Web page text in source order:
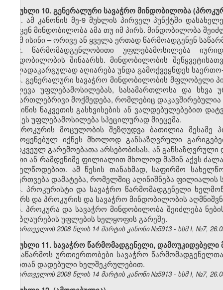
მუხლი 10. გენერალური სავაჭრო მინდობილობა
1. ამ კანონის მე-9 მუხლის პირველ პუნქტში
მისცენ მინდობილობა ამა თუ იმ პირს. მინდობილობა
რომ ისინი – ორივე ან ყველა ერთად წარმოადგენენ
2. წარმომადგენლობითი უფლებამოსილება
მინდობილობის შინაარსს. მინდობილობის
ძალადაკარგულად აღიარება უნდა გამოქვეყნდეს
3. გენერალური სავაჭრო მინდობილობის მფლობელი
იძლევა უფლებამოსილებას, სასამართლოსა და სხვა
სამართლებრივი მოქმედება, რომლებიც
მიწის ნაკვეთის გასხვისების ან ვალდებულებებით
მას ეს უფლებამოსილება სპეცილურად მიეცემა.
პროკურის მოცულობის შეზღუდვა ბათილია მესამე
გამოყენებულ იქნეს მხოლოდ განსაზღვრული
გარკვეულ გარემოებათა არსებობისას, ან
ერთი ან რამდენიმე ფილიალით მხოლოდ მაშინ აქვს
სახელწოდებით. ამ წესის თანახმად, საფირმო
დაერთვება დამატება, რომელშიც აღინიშნება
4. პროკურისტი და სავაჭრო წარმომადგენელი
გვარს და პროკურის და სავაჭრო მინდობილობის
5. პროკურა და სავაჭრო მინდობილობა შეიძლება
ანაზღაურების უფლების ხელყოფის გარეშე.
საქართველოს 2008 წლის 14 მარტის კანონი №5913 - სსმ I, №7,
მუხლი 11. სავაჭრო წარმომადგენელი, დამოუკიდებელი
საწარმოს ურთიერთობები სავაჭრო
მათთან დადებული ხელშეკრულებით.
საქართველოს 2008 წლის 14 მარტის კანონი №5913 - სსმ I, №7,